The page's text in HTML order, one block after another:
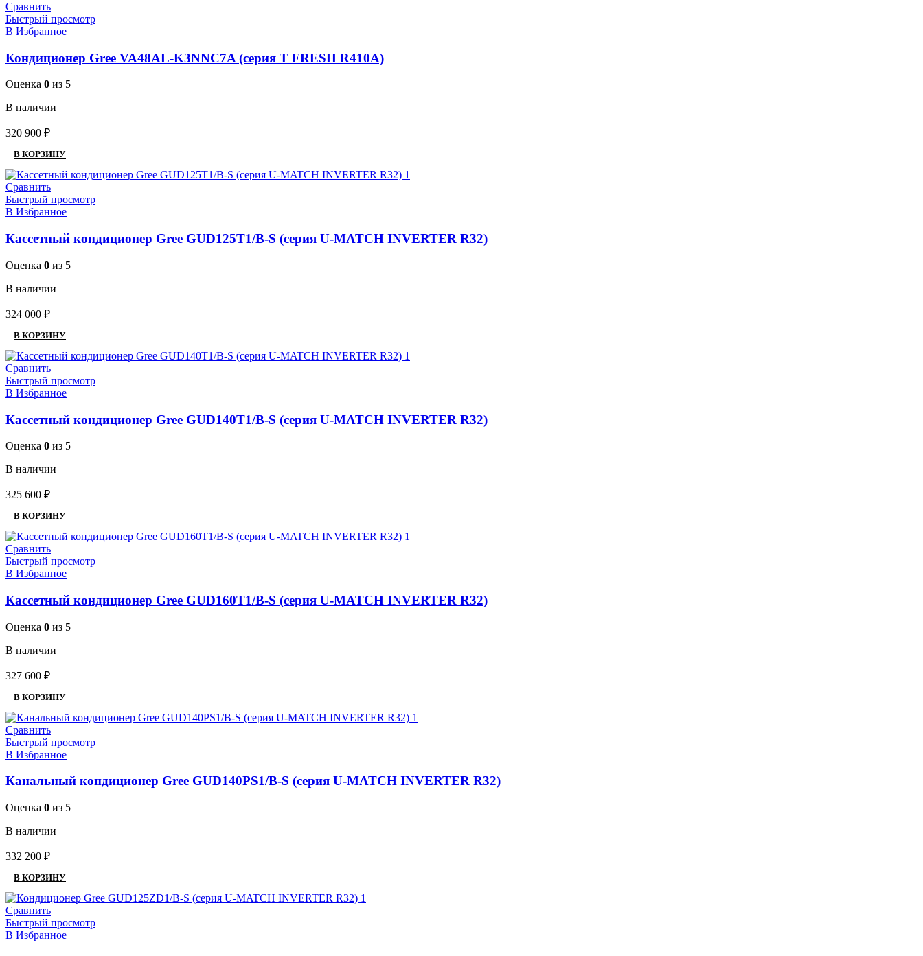
Сравнить
Быстрый просмотр
В Избранное
Кондиционер Gree VA48AL-K3NNC7A (серия T FRESH R410A)
Оценка 0 из 5
В наличии
320 900 ₽
В КОРЗИНУ
Сравнить
Быстрый просмотр
В Избранное
Кассетный кондиционер Gree GUD125T1/B-S (серия U-MATCH INVERTER R32)
Оценка 0 из 5
В наличии
324 000 ₽
В КОРЗИНУ
Сравнить
Быстрый просмотр
В Избранное
Кассетный кондиционер Gree GUD140T1/B-S (серия U-MATCH INVERTER R32)
Оценка 0 из 5
В наличии
325 600 ₽
В КОРЗИНУ
Сравнить
Быстрый просмотр
В Избранное
Кассетный кондиционер Gree GUD160T1/B-S (серия U-MATCH INVERTER R32)
Оценка 0 из 5
В наличии
327 600 ₽
В КОРЗИНУ
Сравнить
Быстрый просмотр
В Избранное
Канальный кондиционер Gree GUD140PS1/B-S (серия U-MATCH INVERTER R32)
Оценка 0 из 5
В наличии
332 200 ₽
В КОРЗИНУ
Сравнить
Быстрый просмотр
В Избранное